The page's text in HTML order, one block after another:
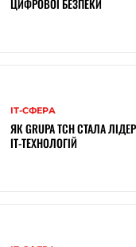
ЦИФРОВОЇ БЕЗПЕКИ
ІТ-СФЕРА
ЯК GRUPA TCH СТАЛА
IT-ТЕХНОЛОГІЙ